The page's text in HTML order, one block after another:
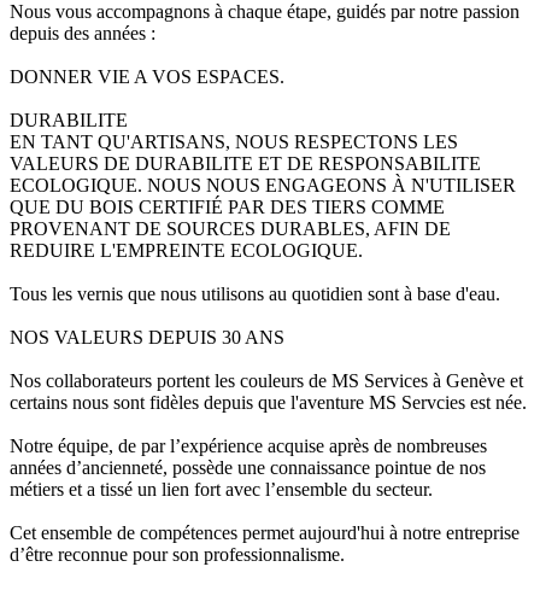
Nous vous accompagnons à chaque étape, guidés par notre passion
depuis des années :
DONNER VIE A VOS ESPACES.
DURABILITE
EN TANT QU'ARTISANS, NOUS RESPECTONS LES
VALEURS DE DURABILITE ET DE RESPONSABILITE
ECOLOGIQUE. NOUS NOUS ENGAGEONS À N'UTILISER
QUE DU BOIS CERTIFIÉ PAR DES TIERS COMME
PROVENANT DE SOURCES DURABLES, AFIN DE
REDUIRE L'EMPREINTE ECOLOGIQUE.
Tous les vernis que nous utilisons au quotidien sont à base d'eau.
NOS VALEURS DEPUIS 30 ANS
Nos collaborateurs portent les couleurs de MS Services à Genève et
certains nous sont fidèles depuis que l'aventure MS Servcies est née.
Notre équipe, de par l’expérience acquise après de nombreuses
années d’ancienneté, possède une connaissance pointue de nos
métiers et a tissé un lien fort avec l’ensemble du secteur.
Cet ensemble de compétences permet aujourd'hui à notre entreprise
d’être reconnue pour son professionnalisme.